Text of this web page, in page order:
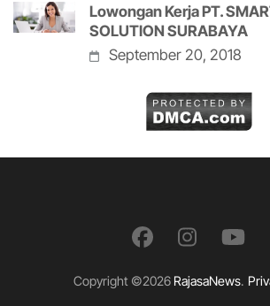
Lowongan Kerja PT.
SOLUTION SURABAYA
September 20, 2018
Copyright ©2026 RajasaNews.